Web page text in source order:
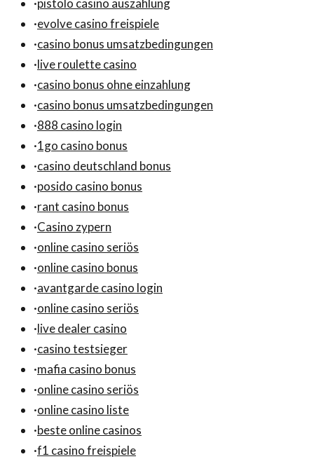
·pistolo casino auszahlung
·evolve casino freispiele
·casino bonus umsatzbedingungen
·live roulette casino
·casino bonus ohne einzahlung
·casino bonus umsatzbedingungen
·888 casino login
·1go casino bonus
·casino deutschland bonus
·posido casino bonus
·rant casino bonus
·Casino zypern
·online casino seriös
·online casino bonus
·avantgarde casino login
·online casino seriös
·live dealer casino
·casino testsieger
·mafia casino bonus
·online casino seriös
·online casino liste
·beste online casinos
·f1 casino freispiele